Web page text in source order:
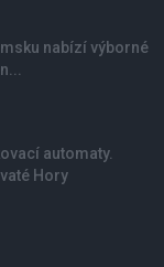
nabízí výborné
automaty.
Hory